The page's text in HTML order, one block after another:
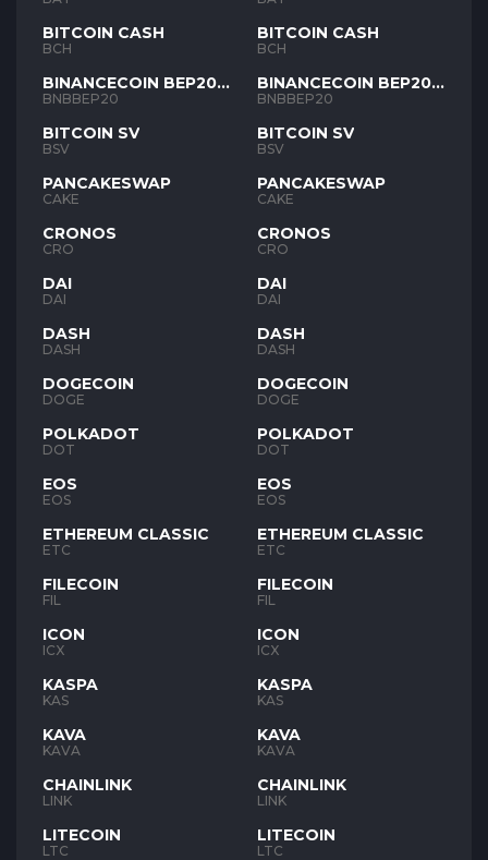
BITCOIN CASH
BCH
BINANCECOIN BEP20
BNB
BNBBEP20
BITCOIN SV
BSV
PANCAKESWAP
CAKE
CRONOS
CRO
DAI
DAI
DASH
DASH
DOGECOIN
DOGE
POLKADOT
DOT
EOS
EOS
ETHEREUM CLASSIC
ETC
FILECOIN
FIL
ICON
ICX
KASPA
KAS
KAVA
KAVA
CHAINLINK
LINK
LITECOIN
LTC
BITCOIN CASH
BCH
BINANCECOIN BEP20
BNB
BNBBEP20
BITCOIN SV
BSV
PANCAKESWAP
CAKE
CRONOS
CRO
DAI
DAI
DASH
DASH
DOGECOIN
DOGE
POLKADOT
DOT
EOS
EOS
ETHEREUM CLASSIC
ETC
FILECOIN
FIL
ICON
ICX
KASPA
KAS
KAVA
KAVA
CHAINLINK
LINK
LITECOIN
LTC